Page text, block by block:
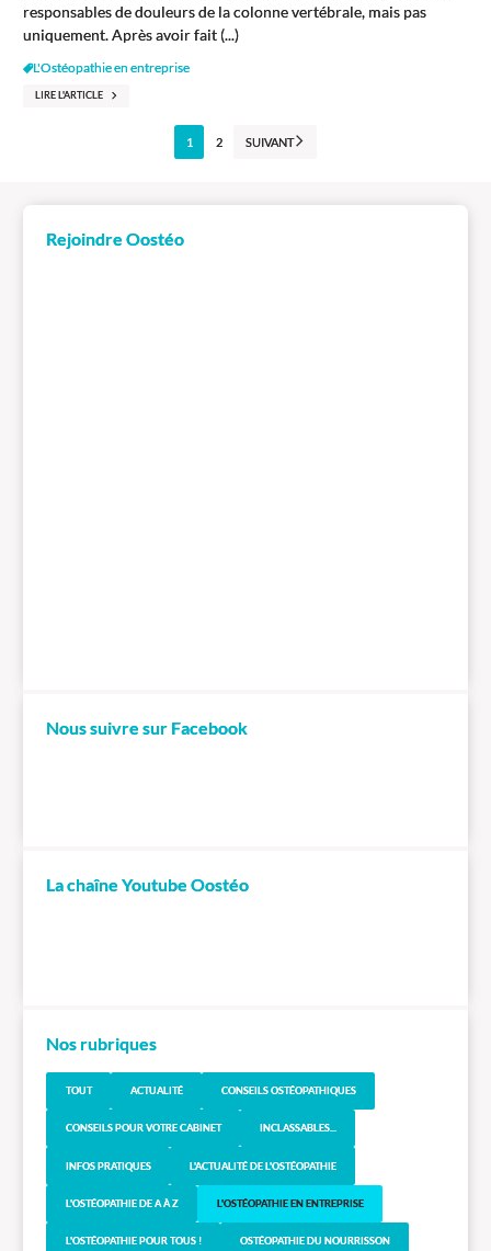
responsables de douleurs de la colonne vertébrale, mais pas
uniquement. Après avoir fait (...)
L'Ostéopathie en entreprise
LIRE L'ARTICLE
1 2 SUIVANT
Rejoindre Oostéo
Nous suivre sur Facebook
La chaîne Youtube Oostéo
Nos rubriques
TOUT ACTUALITÉ CONSEILS OSTÉOPATHIQUES
CONSEILS POUR VOTRE CABINET INCLASSABLES...
INFOS PRATIQUES L'ACTUALITÉ DE L'OSTÉOPATHIE
L'OSTÉOPATHIE DE A À Z L'OSTÉOPATHIE EN ENTREPRISE
L'OSTÉOPATHIE POUR TOUS ! OSTÉOPATHIE DU NOURRISSON